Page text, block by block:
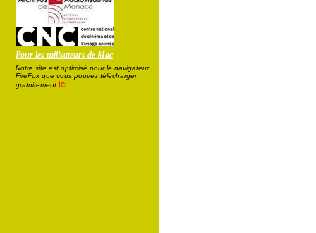
Pour les utilisateurs de Mac
Notre site est optimisé pour le navigateur
FireFox que vous pouvez télécharger
gratuitement ici